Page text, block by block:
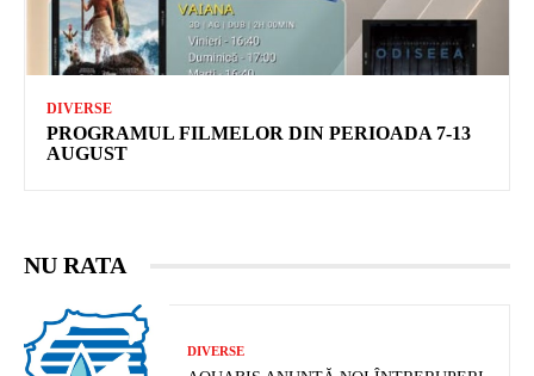
DIVERSE
PROGRAMUL FILMELOR DIN PERIOADA 7-13
AUGUST
NU RATA
DIVERSE